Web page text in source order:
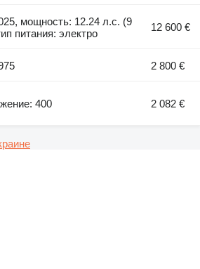
мощность: 12.24 л.с. (9
питания: электро
12 600 €
2 800 €
400 2 082 €